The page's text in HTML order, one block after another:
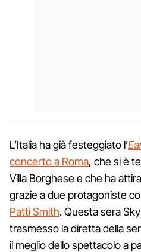
L’Italia ha già festeggiato l’
concerto a Roma, che si è
Villa Borghese e che ha
grazie a due protagoniste
Patti Smith. Questa sera
trasmesso la diretta della
il meglio dello spettacolo a